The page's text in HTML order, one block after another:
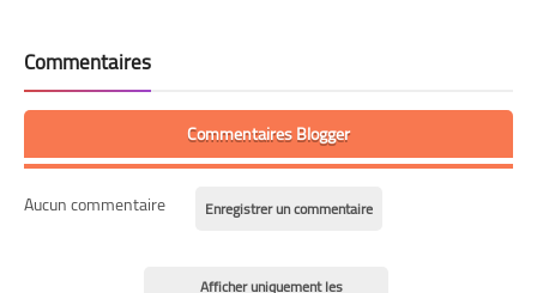
Commentaires
Commentaires Blogger
Aucun commentaire Enregistrer un commentaire
Afficher uniquement les